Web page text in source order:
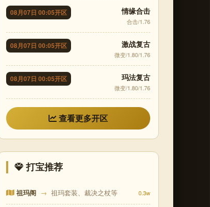
08月07日 00:05开区 情缘合击
合击/1.76
08月07日 00:05开区 激战复古
微变/1.80/1.76
08月07日 00:05开区 玛法复古
微变/1.80/1.76
查看更多开区
打宝推荐
祖玛阁 → 祖玛套装、裁决之杖等 0.3w